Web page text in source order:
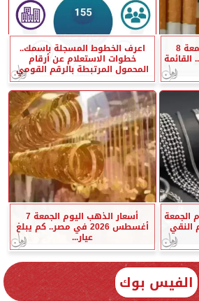
أسعار السجائر اليوم الجمعة 8
القائمة
اعرف الخطوط المسجلة باسمك..
خطوات الاستعلام عن أرقام
المحمول المرتبطة بالرقم القومي
الجمعة
النقي
أسعار الذهب اليوم الجمعة 7
أغسطس 2026 في مصر.. كم يبلغ
عيار...
الفيس بوك